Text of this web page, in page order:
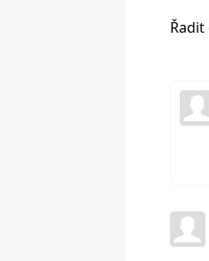
Řadit